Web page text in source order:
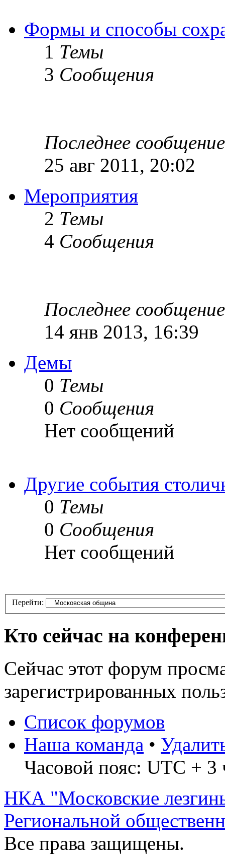
Формы и способы
1 Темы
3 Сообщения
Последнее сообщение
25 авг 2011, 20:02
Мероприятия
2 Темы
4 Сообщения
Последнее сообщение
14 янв 2013, 16:39
Демы
0 Темы
0 Сообщения
Нет сообщений
Другие события
0 Темы
0 Сообщения
Нет сообщений
Перейти:
Кто сейчас на
Сейчас этот форум
зарегистрированных
Список форумов
Наша команда •
Часовой пояс: UTC + 3
НКА "Московские
Региональной
Все права защищены.